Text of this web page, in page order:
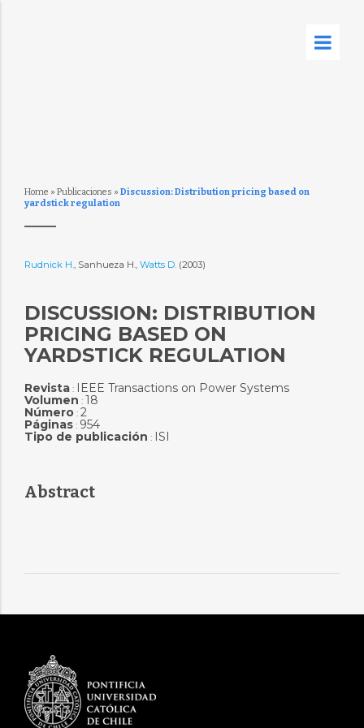
Home » Publicaciones » Discussion: Distribution pricing based on
yardstick regulation
Rudnick H., Sanhueza H., Watts D. (2003)
DISCUSSION: DISTRIBUTION
PRICING BASED ON
YARDSTICK REGULATION
Revista: IEEE Transactions on Power Systems
Volumen : 18
Número: 2
Páginas: 954
Tipo de publicación : ISI
Abstract